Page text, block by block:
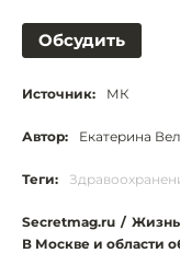
Обсудить
Источник: МК
Автор: Екатерина
Теги:
Secretmag.ru / Жизнь
В Москве и области